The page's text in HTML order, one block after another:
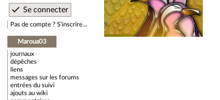
Pas de compte ? S’inscrire…
Maroua03
journaux
dépêches
liens
messages sur les forums
entrées du suivi
ajouts au wiki